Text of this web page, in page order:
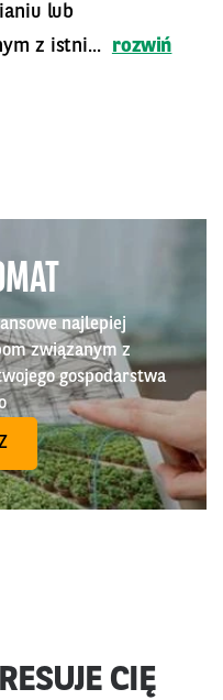
lub
z istni...
rozwiń
najlepiej
związanym z
gospodarstwa
CIĘ